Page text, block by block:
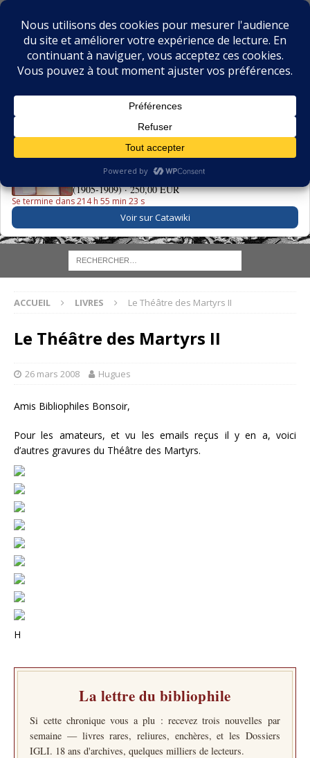
BIBLIOPHILIE.COM
LE BLOG DU BIBLIOPHILE, DES BIBLIOPHILES, DE LA
La Grande Danse Macabre des Vifs - Martin van Maële
(1905-1909) ·250,00 EUR
Se termine dans 214 h 55 min 22 s
Voir sur Catawiki
ACCUEIL LIVRES Le Théâtre des Martyrs II
Le Théâtre des Martyrs II
26 mars 2008 Hugues
Amis Bibliophiles Bonsoir,
Pour les amateurs, et vu les emails reçus il y en a, voici
d’autres gravures du Théâtre des Martyrs.
H
La lettre du bibliophile
Si cette chronique vous a plu : recevez trois nouvelles par
semaine — livres rares, reliures, enchères, et les Dossiers
IGLI. 18 ans d'archives, quelques milliers de lecteurs.